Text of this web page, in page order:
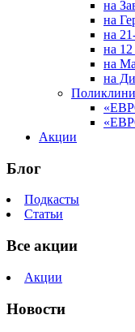
на
на
на
на
на
на
Акции
Блог
Подкасты
Статьи
Все акции
Акции
Новости